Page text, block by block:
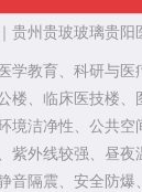
贵州贵玻玻璃贵阳
学教育、科研与医
楼、临床医技楼、
境洁净性、公共空
紫外线较强、昼
音隔震、安全防